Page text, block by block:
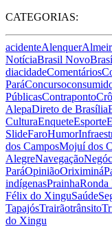
CATEGORIAS:
acidenteAlenquer
NotíciaBrasil Novo
diacidadeComentários
ParáConcurso
PúblicasContraponto
AlepaDireto de Brasília
CulturaEnqueteEsporte
SlideFaroHumor
dos CamposMojuí dos
AlegreNavegação
ParáOpiniãoOriximiná
indígenasPrainhaRonda
Félix do XinguSaúde
TapajósTrairãotrânsito
do Xingu